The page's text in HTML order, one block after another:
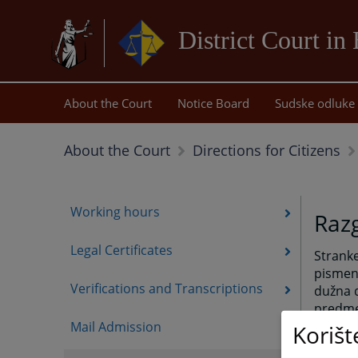
District Court in
About the Court Notice Board Sudske odluke
About the Court Directions for Citizens
Working hours
Legal Certificates
Verifications and Transcriptions
Mail Admission
dužna